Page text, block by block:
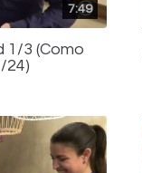
7:49
1/3 (Como
24)